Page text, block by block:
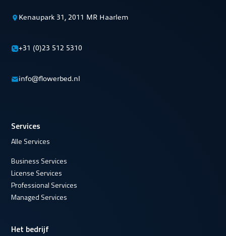
Kenaupark 31, 2011 MR Haarlem
+31 (0)23 512 5310
info@flowerbed.nl
Services
Alle Services
Business Services
License Services
Professional Services
Managed Services
Het bedrijf